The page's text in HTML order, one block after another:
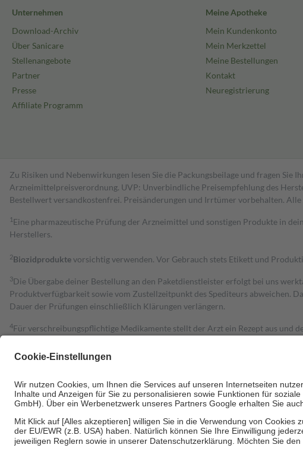
Unternehmen
Download-Archiv
Über Sanicare
Stellenangebote
Partner
Presse
Affiliate Programm
Meine Apotheke
Mein Kundenkonto
Mein Merkzettel
Meine Bestellungen
Kontakt
Neuregistrierung
Zu Risiken und Nebenwirkungen lesen Sie die Packungsbeilage und fragen
Arzneimittelpreisverordnung. UVP: Unverbindliche Preisempfehlung des
Bestell­wert versand­kosten­frei. Preisänderungen und Irrtümer vorbehalten.
1 Eine pharmazeutische Prüfung der Arzneimittel und sonstigen Produkte in
Herstellers.
2Biozidproduktevorsichtig verwenden. Vor Gebrauch stets Etikett und
3Die Übergabe deiner Bestellung an den Paketdienstleister erfolgt bei uns
Produktverfügbarkeit sowie vom Zustellzeitpunkt des Spediteurs abweichen.
Dauer der Prüfungen einschließlich Klärungen verlängern.
4Für verschreibungspflichtige Medikamente stellt der Arzt ein Rezept aus und
Grundsätzlich leisten Mitglieder Zuzahlungen in Höhe von zehn Prozent des
Bei Heilmitteln und häuslicher Krankenpflege beträgt die Zuzahlung zehn
Um das Engagement der Versicherten für ihre eigene Gesundheit zu stärken
• Untersuchungen zur Vorsorge und Früherkennung, die von der GKV getragen
• empfohlenen Schutzimpfungen